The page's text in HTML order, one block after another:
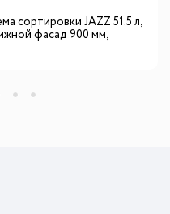
сортировки JAZZ 51.5 л,
фасад 900 мм,